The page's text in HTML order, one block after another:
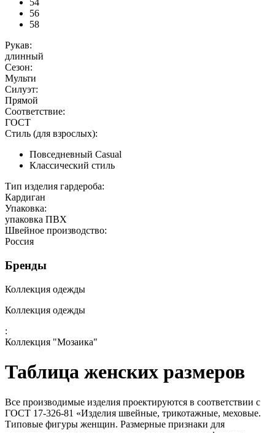
54
56
58
Рукав:
длинный
Сезон:
Мульти
Силуэт:
Прямой
Соответствие:
ГОСТ
Стиль (для взрослых):
Повседневный Casual
Классический стиль
Тип изделия гардероба:
Кардиган
Упаковка:
упаковка ПВХ
Швейное производство:
Россия
Бренды
Коллекция одежды
Коллекция одежды
:
Коллекция "Мозаика"
Таблица женских размеров
Все производимые изделия проектируются в соответствии с
ГОСТ 17-326-81 «Изделия швейные, трикотажные, меховые.
Типовые фигуры женщин. Размерные признаки для